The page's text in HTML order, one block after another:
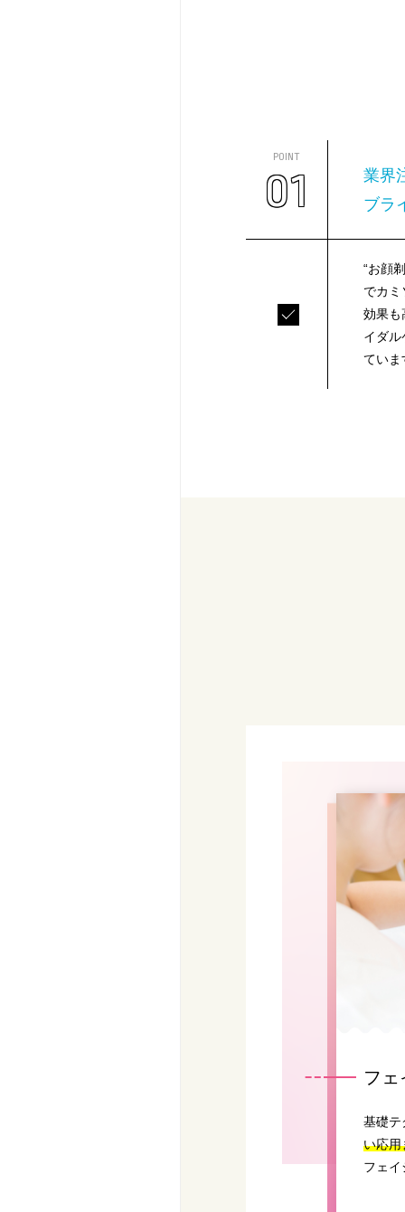
POINT
01
業界
ブラ
“お顔
でカ
効果も
イダ
ていま
フェ
基礎テ
い応用
フェ